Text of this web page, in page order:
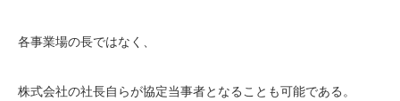
各事業場の長ではなく、
株式会社の社長自らが協定当事者となることも可能である。